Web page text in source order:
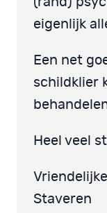
eigenlijk
Een net
schildklier
Heel veel
Staveren